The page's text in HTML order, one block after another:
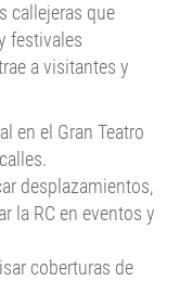
callejeras que
festivales
a visitantes y
en el Gran Teatro
desplazamientos,
la RC en eventos y
coberturas de